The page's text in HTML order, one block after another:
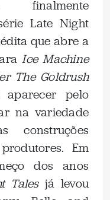
finalmente
Late Night
que abre a
Ice Machine
The Goldrush
pelo
na variedade
construções
Em
dos anos
Talesjá levou